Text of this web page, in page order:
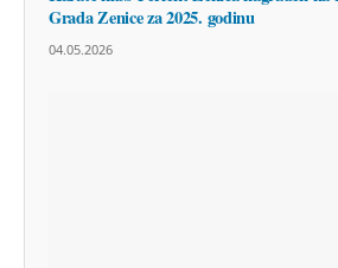
Grada Zenice za 2025. godinu
04.05.2026